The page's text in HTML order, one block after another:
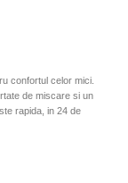
confortul celor mici.
de miscare si un
rapida, in 24 de